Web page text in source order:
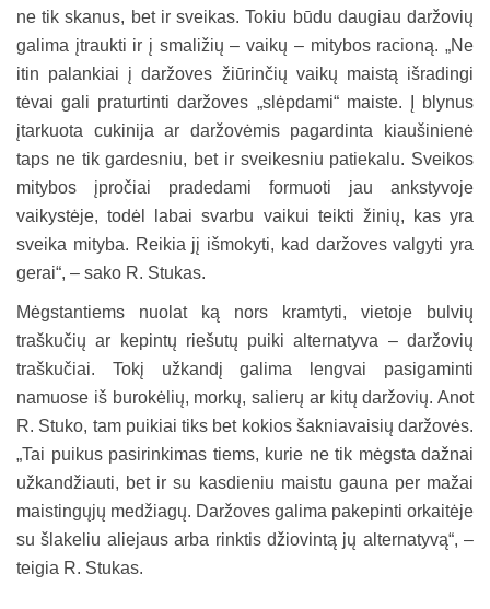
ne tik skanus, bet ir sveikas. Tokiu būdu daugiau daržovių
galima įtraukti ir į smaližių – vaikų – mitybos racioną. „Ne
itin palankiai į daržoves žiūrinčių vaikų maistą išradingi
tėvai gali praturtinti daržoves „slėpdami“ maiste. Į blynus
įtarkuota cukinija ar daržovėmis pagardinta kiaušinienė
taps ne tik gardesniu, bet ir sveikesniu patiekalu. Sveikos
mitybos įpročiai pradedami formuoti jau ankstyvoje
vaikystėje, todėl labai svarbu vaikui teikti žinių, kas yra
sveika mityba. Reikia jį išmokyti, kad daržoves valgyti yra
gerai“, – sako R. Stukas.
Mėgstantiems nuolat ką nors kramtyti, vietoje bulvių
traškučių ar kepintų riešutų puiki alternatyva – daržovių
traškučiai. Tokį užkandį galima lengvai pasigaminti
namuose iš burokėlių, morkų, salierų ar kitų daržovių. Anot
R. Stuko, tam puikiai tiks bet kokios šakniavaisių daržovės.
„Tai puikus pasirinkimas tiems, kurie ne tik mėgsta dažnai
užkandžiauti, bet ir su kasdieniu maistu gauna per mažai
maistingųjų medžiagų. Daržoves galima pakepinti orkaitėje
su šlakeliu aliejaus arba rinktis džiovintą jų alternatyvą“, –
teigia R. Stukas.